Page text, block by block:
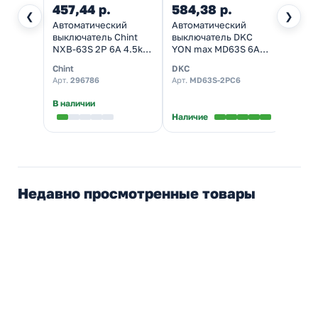
❮ ❯
457,44 р.
Автоматический
выключатель Chint
NXB-63S 2P 6А 4.5kA
электрический)
Chint
Арт. 296786
В наличии
584,38 р.
Автоматический
выключатель DKC
YON max MD63S 6A
электрический)
DKC
Арт. MD63S-2PC6
Наличие
Недавно просмотренные товары